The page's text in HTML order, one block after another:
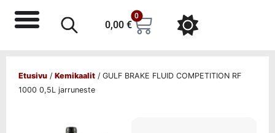
0,00 €
0
Etusivu / Kemikaalit / GULF BRAKE FLUID COMPETITION RF
1000 0,5L jarruneste